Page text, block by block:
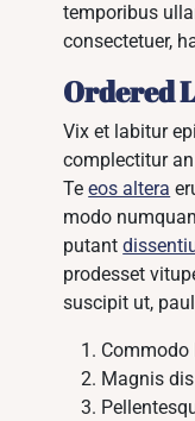
temporibus
consectetuer,
Ordered
Vix et labitur
complectitur
Teeos altera
modo
putant
prodesset
suscipit ut,
Magnis